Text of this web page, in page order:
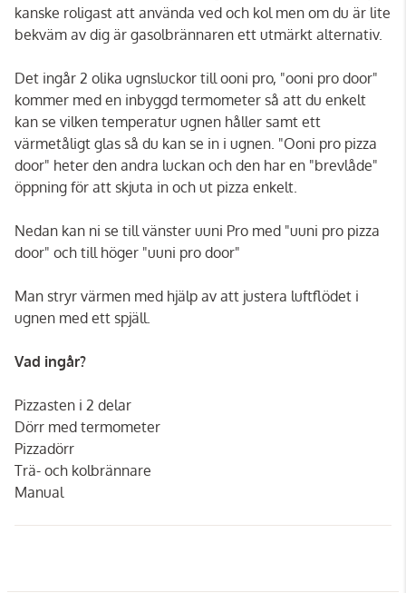
kanske roligast att använda ved och kol men om du är lite
bekväm av dig är gasolbrännaren ett utmärkt alternativ.
Det ingår 2 olika ugnsluckor till ooni pro, "ooni pro door"
kommer med en inbyggd termometer så att du enkelt
kan se vilken temperatur ugnen håller samt ett
värmetåligt glas så du kan se in i ugnen. "Ooni pro pizza
door" heter den andra luckan och den har en "brevlåde"
öppning för att skjuta in och ut pizza enkelt.
Nedan kan ni se till vänster uuni Pro med "uuni pro pizza
door" och till höger "uuni pro door"
Man stryr värmen med hjälp av att justera luftflödet i
ugnen med ett spjäll.
Vad ingår?
Pizzasten i 2 delar
Dörr med termometer
Pizzadörr
Trä- och kolbrännare
Manual